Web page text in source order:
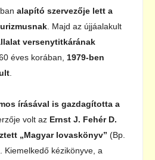
alapító szervezője lett a
. Majd az újjáalakult
versenytitkárának
éves korában, 1979-ben
írásával is gazdagította a
volt az Ernst J. Fehér D.
„Magyar lovaskönyv” (Bp.
Kiemelkedő kézikönyve, a